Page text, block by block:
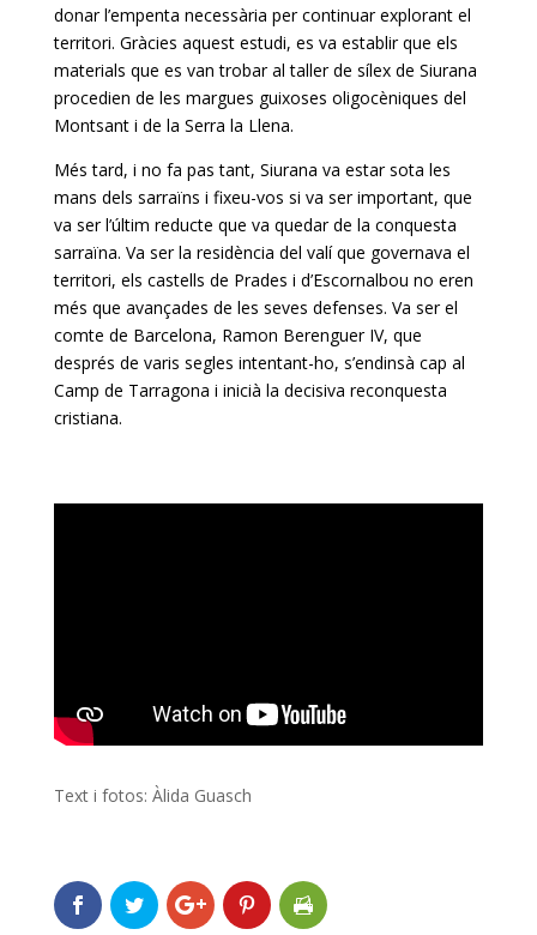
donar l’empenta necessària per continuar explorant el
territori. Gràcies aquest estudi, es va establir que els
materials que es van trobar al taller de sílex de Siurana
procedien de les margues guixoses oligocèniques del
Montsant i de la Serra la Llena.
Més tard, i no fa pas tant, Siurana va estar sota les
mans dels sarraïns i fixeu-vos si va ser important, que
va ser l’últim reducte que va quedar de la conquesta
sarraïna. Va ser la residència del valí que governava el
territori, els castells de Prades i d’Escornalbou no eren
més que avançades de les seves defenses. Va ser el
comte de Barcelona, Ramon Berenguer IV, que
després de varis segles intentant-ho, s’endinsà cap al
Camp de Tarragona i inicià la decisiva reconquesta
cristiana.
Text i fotos: Àlida Guasch